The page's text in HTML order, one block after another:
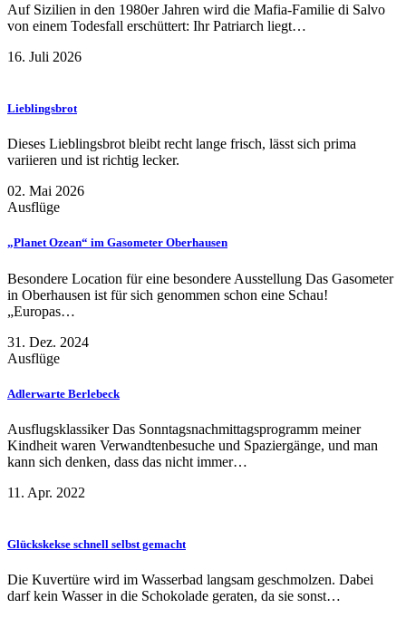
Auf Sizilien in den 1980er Jahren wird die Mafia-Familie di Salvo
von einem Todesfall erschüttert: Ihr Patriarch liegt…
16. Juli 2026
Lieblingsbrot
Dieses Lieblingsbrot bleibt recht lange frisch, lässt sich prima
variieren und ist richtig lecker.
02. Mai 2026
Ausflüge
„Planet Ozean“ im Gasometer Oberhausen
Besondere Location für eine besondere Ausstellung Das Gasometer
in Oberhausen ist für sich genommen schon eine Schau!
„Europas…
31. Dez. 2024
Ausflüge
Adlerwarte Berlebeck
Ausflugsklassiker Das Sonntagsnachmittagsprogramm meiner
Kindheit waren Verwandtenbesuche und Spaziergänge, und man
kann sich denken, dass das nicht immer…
11. Apr. 2022
Glückskekse schnell selbst gemacht
Die Kuvertüre wird im Wasserbad langsam geschmolzen. Dabei
darf kein Wasser in die Schokolade geraten, da sie sonst…